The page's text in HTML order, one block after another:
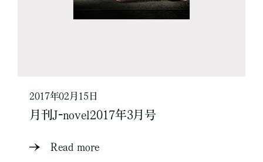
2017年02月15日
月刊J-novel2017年3月号
Read more